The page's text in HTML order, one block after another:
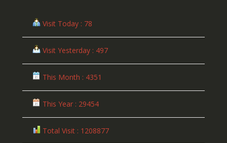
Visit Today : 78
Visit Yesterday : 497
This Month : 4351
This Year : 29454
Total Visit : 1208877